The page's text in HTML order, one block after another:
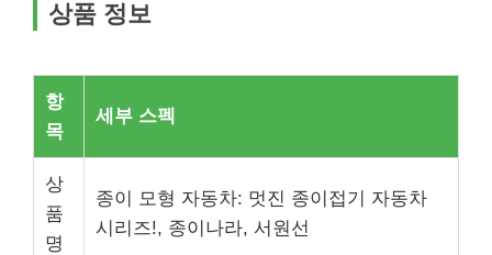
상품 정보
항
목
세부 스펙
상
품
명
종이 모형 자동차: 멋진 종이접기 자동차
시리즈!, 종이나라, 서원선